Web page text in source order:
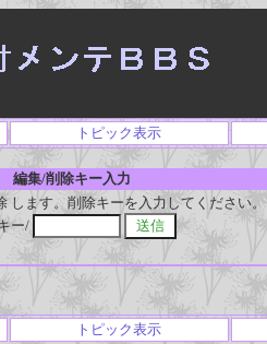
トピック表示
編集/削除キー入力
します。削除キーを入力してください。
ー/
トピック表示